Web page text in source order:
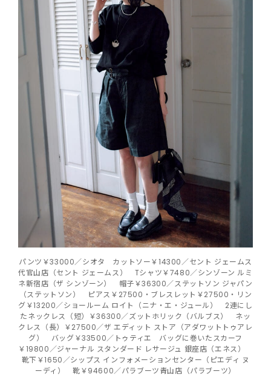
パンツ￥33000／シオタ カットソー￥14300／セント ジェームス
代官山店（セント ジェームス） Tシャツ￥7480／シンゾーン ルミ
ネ新宿店（ザ シンゾーン） 帽子￥36300／ステットソン ジャパン
（ステットソン） ピアス￥27500・ブレスレット￥27500・リン
グ￥13200／ショールーム ロイト（ニナ・エ・ジュール） 2連にし
たネックレス（短）￥36300／ズットホリック（バルブス） ネッ
クレス（長）￥27500／ザ エディット ストア（アダワットトゥアレ
グ） バッグ￥33500／トゥティエ バッグに巻いたスカーフ
￥19800／ジャーナル スタンダード レサージュ 銀座店（エネス）
靴下￥1650／シップス インフォメーションセンター（ピエディ ヌ
ーディ） 靴￥94600／パラブーツ青山店（パラブーツ）